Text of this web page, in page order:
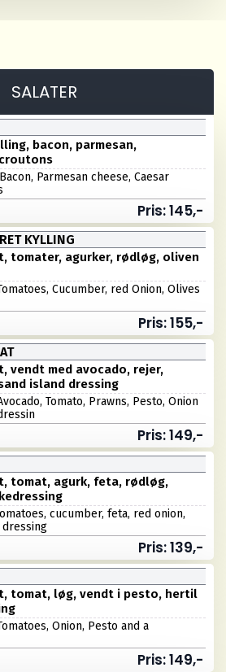
SALATER
bacon, parmesan,
Parmesan cheese, Caesar
Pris: 145,-
KYLLING
tomater, agurker, rødløg, oliven
Cucumber, red Onion, Olives
Pris: 155,-
vendt med avocado, rejer,
island dressing
Tomato, Prawns, Pesto, Onion
Pris: 149,-
tomat, agurk, feta, rødløg,
cucumber, feta, red onion,
Pris: 139,-
tomat, løg, vendt i pesto, hertil
Onion, Pesto and a
Pris: 149,-